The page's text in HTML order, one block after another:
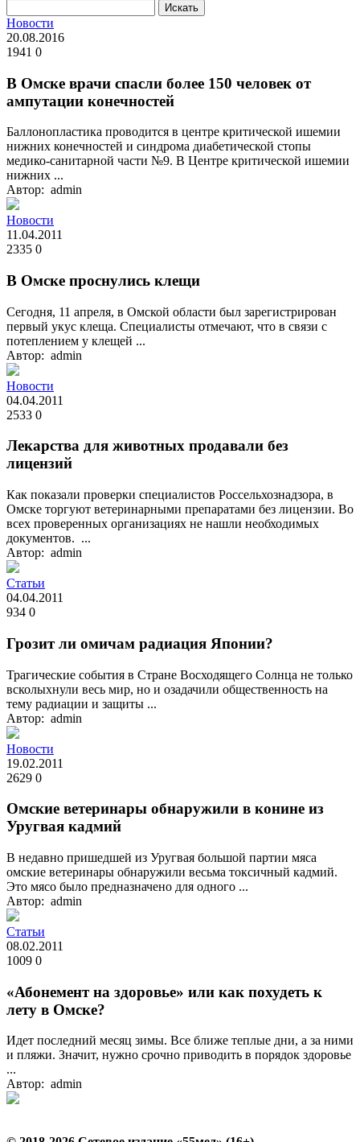
Новости
20.08.2016
1941 0
В Омске врачи спасли более 150 человек от
ампутации конечностей
Баллонопластика проводится в центре критической ишемии
нижних конечностей и синдрома диабетической стопы
медико-санитарной части №9. В Центре критической ишемии
нижних ...
Автор: admin
Новости
11.04.2011
2335 0
В Омске проснулись клещи
Сегодня, 11 апреля, в Омской области был зарегистрирован
первый укус клеща. Специалисты отмечают, что в связи с
потеплением у клещей ...
Автор: admin
Новости
04.04.2011
2533 0
Лекарства для животных продавали без
лицензий
Как показали проверки специалистов Россельхознадзора, в
Омске торгуют ветеринарными препаратами без лицензии. Во
всех проверенных организациях не нашли необходимых
документов. ...
Автор: admin
Статьи
04.04.2011
934 0
Грозит ли омичам радиация Японии?
Трагические события в Стране Восходящего Солнца не только
всколыхнули весь мир, но и озадачили общественность на
тему радиации и защиты ...
Автор: admin
Новости
19.02.2011
2629 0
Омские ветеринары обнаружили в конине из
Уругвая кадмий
В недавно пришедшей из Уругвая большой партии мяса
омские ветеринары обнаружили весьма токсичный кадмий.
Это мясо было предназначено для одного ...
Автор: admin
Статьи
08.02.2011
1009 0
«Абонемент на здоровье» или как похудеть к
лету в Омске?
Идет последний месяц зимы. Все ближе теплые дни, а за ними
и пляжи. Значит, нужно срочно приводить в порядок здоровье
...
Автор: admin